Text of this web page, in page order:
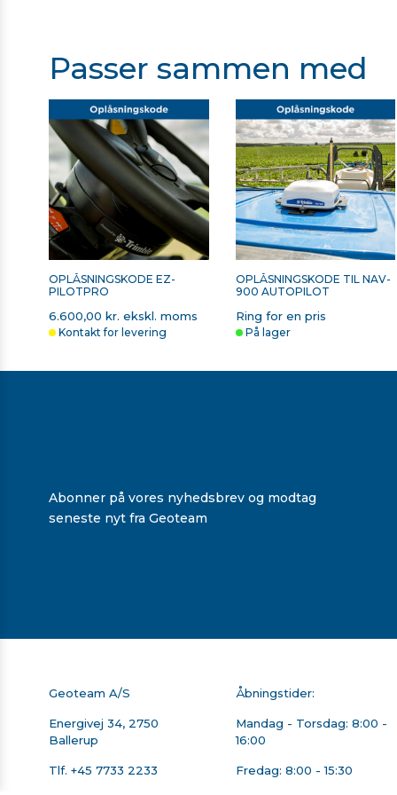
Passer sammen med
OPLÅSNINGSKODE EZ-
PILOTPRO
6.600,00 kr. ekskl. moms
Kontakt for levering
OPLÅSNINGSKODE TIL NAV-
900 AUTOPILOT
Ring for en pris
På lager
Abonner på vores nyhedsbrev og modtag
seneste nyt fra Geoteam
Geoteam A/S
Energivej 34, 2750
Ballerup
Tlf. +45 7733 2233
Åbningstider:
Mandag - Torsdag: 8:00 -
16:00
Fredag: 8:00 - 15:30